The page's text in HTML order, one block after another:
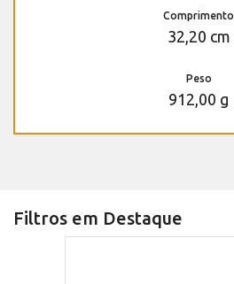
Comprimento
32,20 cm
Peso
912,00 g
Filtros em Destaque